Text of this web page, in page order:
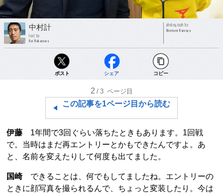
中村計
text by
Kei Nakamura
photograph by
Hirofumi Kamaya
ポスト シェア コピー
2 /3 ページ目
この記事を1ページ目から読む
伊藤 1年間で3回ぐらい落ちたときもあります。1回戦
で。当時はまだ再エントリーとかもできたんですよ。あ
と、名前を変えたりして何度も出てました。
国崎できることは、何でもしてましたね。エントリーの
ときに顔写真を撮られるんで、ちょっと変装したり。今は